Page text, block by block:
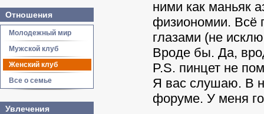
Отношения
Молодежный мир
Мужской клуб
Женский клуб
Все о семье
Увлечения
ними как маньяк
физиономии. Всё
глазами (не
Вроде бы. Да,
P.S. пинцет не
Я вас слушаю. В
форуме. У меня